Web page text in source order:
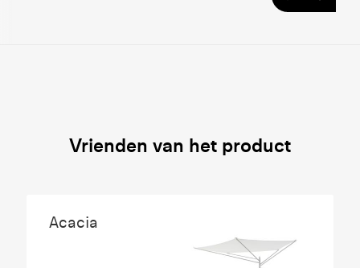
Vrienden van het product
Acacia